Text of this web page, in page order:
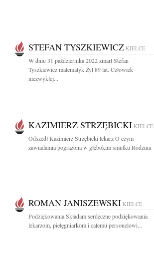
STEFAN TYSZKIEWICZ KIELCE
W dniu 31 października 2022 zmarł Stefan
Tyszkiewicz matematyk Żył 89 lat. Człowiek
niezwykłej...
KAZIMIERZ STRZĘBICKI KIELCE
Odszedł Kazimierz Strzębicki lekarz O czym
zawiadamia pogrążona w głębokim smutku Rodzina
ROMAN JANISZEWSKI KIELCE
Podziękowania Składam serdeczne podziękowania
lekarzom, pielęgniarkom i całemu personelowi...